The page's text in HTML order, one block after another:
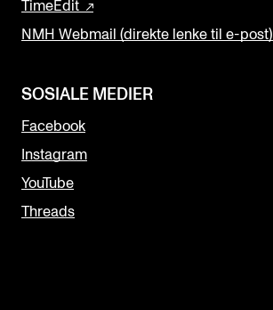
TimeEdit
NMH Webmail (direkte lenke til e-post)
SOSIALE MEDIER
Facebook
Instagram
YouTube
Threads